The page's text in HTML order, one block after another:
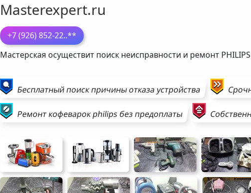
Masterexpert.ru
+7 (926) 852-22..**
Мастерская осуществит поиск неисправности и ремонт PHILIPS
Бесплатный поиск причины отказа устройства
Ремонткофеварокphilipsбез предоплаты